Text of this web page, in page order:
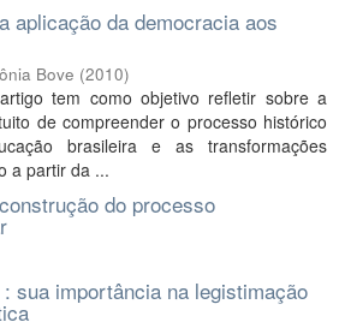
aplicação da democracia aos
Bove (2010)
tem como objetivo refletir sobre a
de compreender o processo histórico
brasileira e as transformações
a partir da ...
do processo
sua importância na legistimação